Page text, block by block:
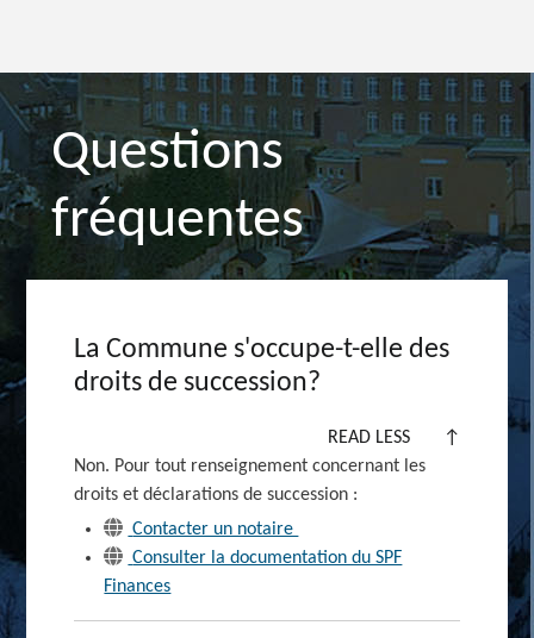
Questions
fréquentes
La Commune s'occupe-t-elle des
droits de succession?
READ LESS
↑
Non. Pour tout renseignement concernant les
droits et déclarations desuccession :
Contacter un notaire
Consulter la documentation du SPF
Finances